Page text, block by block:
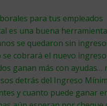
para tus empleados
es una buena
se quedaron sin
se cobrará el nuevo
ganan más con
detrás del Ingreso
y cuanto puede ganar